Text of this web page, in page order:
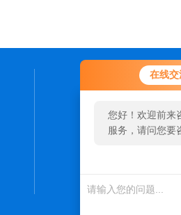
在线交
您好！欢迎前来
服务，请问您要
联系